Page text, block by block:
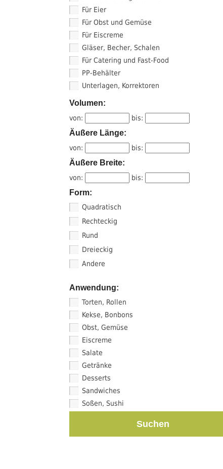
Für Eier
Für Obst und Gemüse
Für Eiscreme
Gläser, Becher, Schalen
Für Catering und Fast-Food
PP-Behälter
Unterlagen, Korrektoren
Volumen:
von: bis:
Äußere Länge:
von: bis:
Äußere Breite:
von: bis:
Form:
Quadratisch
Rechteckig
Rund
Dreieckig
Andere
Anwendung:
Torten, Rollen
Kekse, Bonbons
Obst, Gemüse
Eiscreme
Salate
Getränke
Desserts
Sandwiches
Soßen, Sushi
Suchen